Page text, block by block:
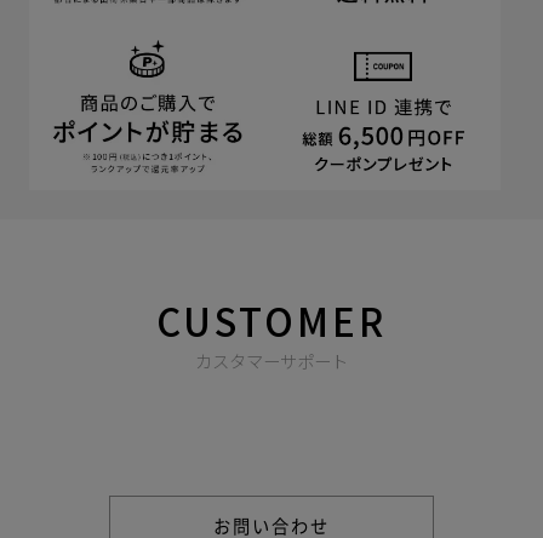
CUSTOMER
カスタマーサポート
お問い合わせ